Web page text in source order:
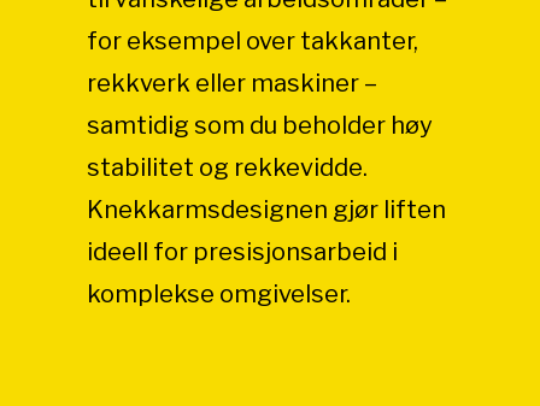
for eksempel over takkanter,
rekkverk eller maskiner –
samtidig som du beholder høy
stabilitet og rekkevidde.
Knekkarmsdesignen gjør liften
ideell for presisjonsarbeid i
komplekse omgivelser.